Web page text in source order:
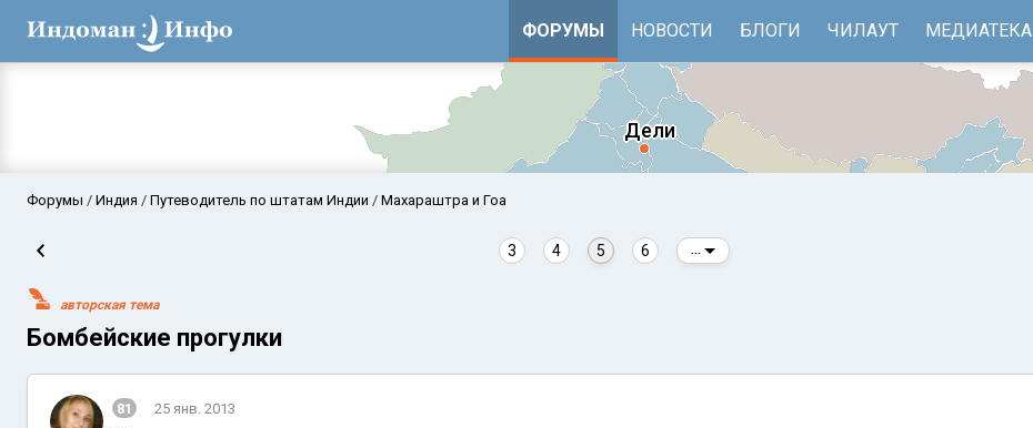
ФОРУМЫ НОВОСТИ БЛОГИ ЧИЛАУТ МЕДИАТЕКА
Форумы Индия Путеводитель по штатам Индии Махараштра и Гоа
3 4 5 6
авторская тема
Бомбейские прогулки
81 25 янв. 2013